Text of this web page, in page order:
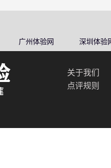
广州体验网 深圳体验
关于我们
点评规则